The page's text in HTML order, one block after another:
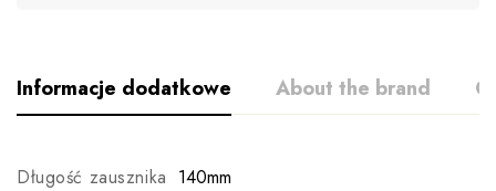
Informacje dodatkowe About the brand
Długość zausznika 140mm